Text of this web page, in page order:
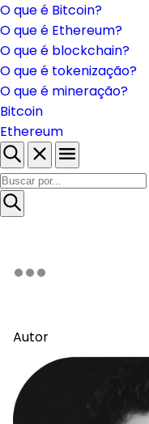
O que é Bitcoin?
O que é Ethereum?
O que é blockchain?
O que é tokenização?
O que é mineração?
Bitcoin
Ethereum
Autor